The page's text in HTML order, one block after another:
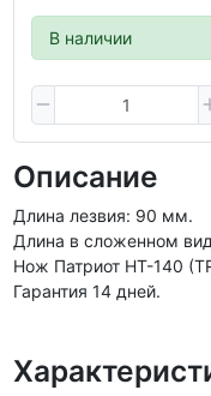
В наличии
Описание
Длина лезвия: 90 мм.
Длина в сложенном
Нож Патриот HТ-140
Гарантия 14 дней.